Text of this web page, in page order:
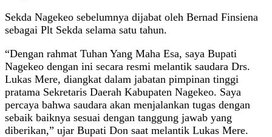
Sekda Nagekeo sebelumnya dijabat oleh Bernad Finsiena
sebagai Plt Sekda selama satu tahun.
“Dengan rahmat Tuhan Yang Maha Esa, saya Bupati
Nagekeo dengan ini secara resmi melantik saudara Drs.
Lukas Mere, diangkat dalam jabatan pimpinan tinggi
pratama Sekretaris Daerah Kabupaten Nagekeo. Saya
percaya bahwa saudara akan menjalankan tugas dengan
sebaik baiknya sesuai dengan tanggung jawab yang
diberikan,” ujar Bupati Don saat melantik Lukas Mere.